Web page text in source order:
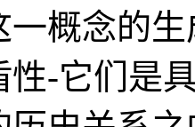
一概念的
性-它们是